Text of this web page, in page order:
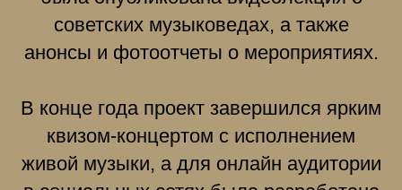
советских музыковедах, а также
анонсы и фотоотчеты о мероприятиях.
В конце года проект завершился ярким
квизом-концертом с исполнением
живой музыки, а для онлайн аудитории